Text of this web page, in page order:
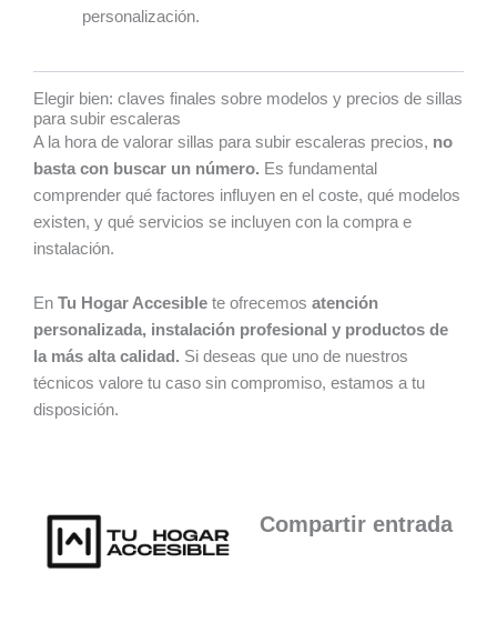
personalización.
Elegir bien: claves finales sobre modelos y precios de sillas
para subir escaleras
A la hora de valorar sillas para subir escaleras precios, no
basta con buscar un número. Es fundamental
comprender qué factores influyen en el coste, qué modelos
existen, y qué servicios se incluyen con la compra e
instalación.
En Tu Hogar Accesible te ofrecemos atención
personalizada, instalación profesional y productos de
la más alta calidad. Si deseas que uno de nuestros
técnicos valore tu caso sin compromiso, estamos a tu
disposición.
Compartir entrada